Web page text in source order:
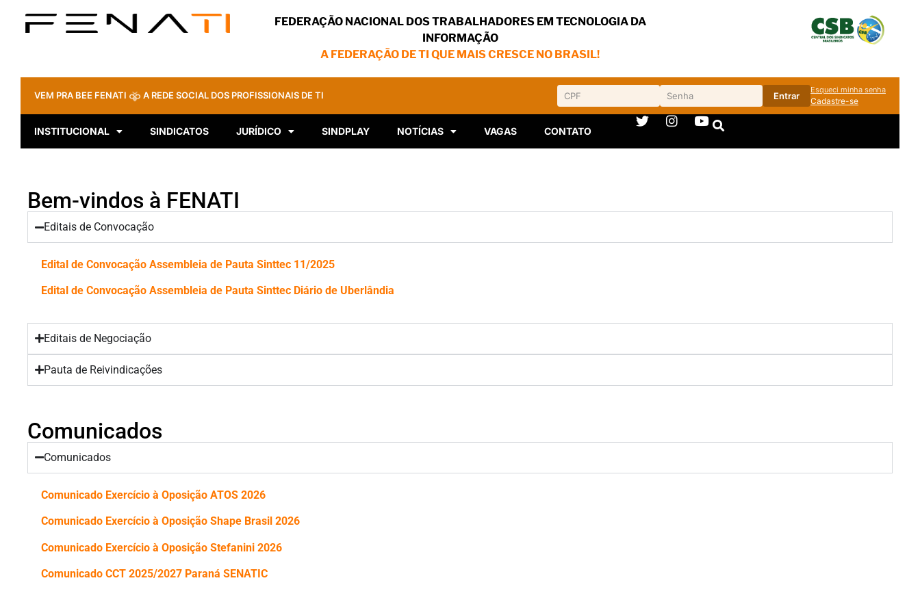
FEDERAÇÃO NACIONAL DOS TRABALHADORES EM TECNOLOGIA DA
INFORMAÇÃO
A FEDERAÇÃO DE TI QUE MAIS CRESCE NO BRASIL!
VEM PRA BEE FENATI A REDE SOCIAL DOS PROFISSIONAIS DE TI Entrar
Esqueci minha senha
Cadastre-se
INSTITUCIONAL SINDICATOS JURÍDICO SINDPLAY NOTÍCIAS VAGAS CONTATO
Bem-vindos à FENATI
Editais de Convocação
Edital de Convocação Assembleia de Pauta Sinttec 11/2025
Edital de Convocação Assembleia de Pauta Sinttec Diário de Uberlândia
Editais de Negociação
Pauta de Reivindicações
Comunicados
Comunicados
Comunicado Exercício à Oposição ATOS 2026
Comunicado Exercício à Oposição Shape Brasil 2026
Comunicado Exercício à Oposição Stefanini 2026
Comunicado CCT 2025/2027 Paraná SENATIC